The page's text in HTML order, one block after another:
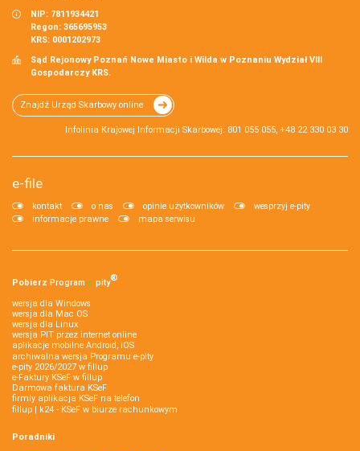
NIP: 7811934421
Regon: 365695953
KRS: 0001202973
Sąd Rejonowy Poznań Nowe Miasto i Wilda w Poznaniu Wydział VIII
Gospodarczy KRS.
Znajdź Urząd Skarbowy online
Infolinia Krajowej Informacji Skarbowej: 801 055 055, +48 22 330 03 30
e-file
kontakt o nas opinie użytkowników
wesprzyj e-pity
informacje prawne
mapa serwisu
Pobierz Program e‑pity®
wersja dla Windows
wersja dla Mac OS
wersja dla Linux
wersja PIT przez internet online
aplikacje mobilne Android, iOS
archiwalna wersja Programu e-pity
e-pity 2026/2027 w fillup
e‑Faktury KSeF w fillup
Darmowa faktura KSeF
firmly aplikacja KSeF na telefon
fillup | k24 - KSeF w biurze rachunkowym
Poradniki